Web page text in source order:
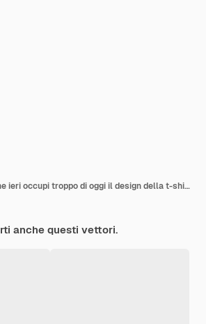
Non lasciare che ieri occupi troppo di oggi il design della t-shirt tipografica motivazionale Vector
anche questi vettori.